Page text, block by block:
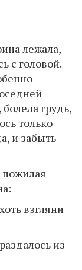
лежала,
с головой.
грудь,
только
и забыть
пожилая
взгляни
из-